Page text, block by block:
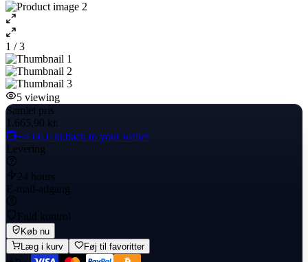
1 / 3
5 viewing
Samlet pris
1.665,90 kr.
+≈ 66,6 kr.back to your wallet
Levering
24 hours
E-mail-adgang
Fuld kontrol
Køb nu
Læg i kurv
Føj til favoritter